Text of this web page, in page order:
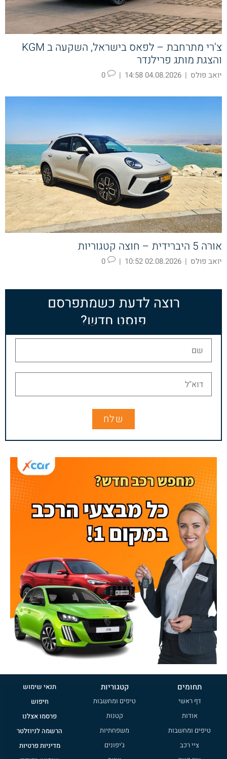
צ'רי מתרחבת – לפאס בישראל, השקעה ב KGM
והצגת מותג פרילנדר
יואב פולס |
04.08.2026 14:58
|
אורה 5 היברידית – חוצה קטגוריות
יואב פולס |
02.08.2026 10:52
|
רוצה לדעת כשמתפרסם
פוסט חדש?
שלח
תחומים
דף ראשי
אודות
טיפים ומחשבות
ציי רכב
קטגוריות
טיפים ומחשבות
קטנות
משפחתיות
ג'יפונים
תנאי שימוש
חיפוש
פרסמו אצלנו
הרשמה לניוזלטר
מדיניות פרטיות